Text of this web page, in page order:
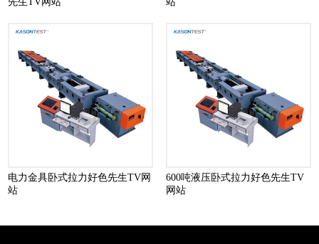
电力金具卧式拉力好色先生TV网
站
600吨液压卧式拉力好色先生TV
网站